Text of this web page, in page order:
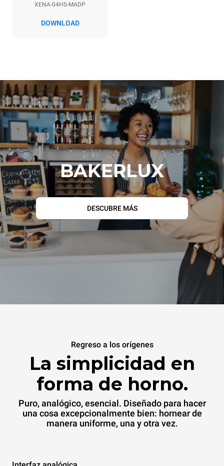
XENA-04HS-MADP
DOWNLOAD
BAKERLUX
DESCUBRE MÁS
Regreso a los orígenes
La simplicidad en
forma de horno.
Puro, analógico, esencial. Diseñado para hacer
una cosa excepcionalmente bien: hornear de
manera uniforme, una y otra vez.